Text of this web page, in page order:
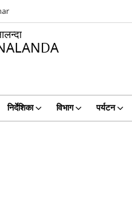
निर्देशिका विभाग पर्यटन